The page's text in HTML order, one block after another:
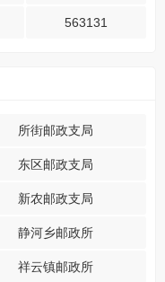
563131
所街邮政支局
东区邮政支局
新农邮政支局
静河乡邮政所
祥云镇邮政所